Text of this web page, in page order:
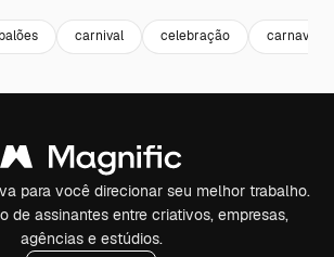
balões carnival celebração carnaval
para você direcionar seu melhor trabalho.
de assinantes entre criativos, empresas,
agências e estúdios.